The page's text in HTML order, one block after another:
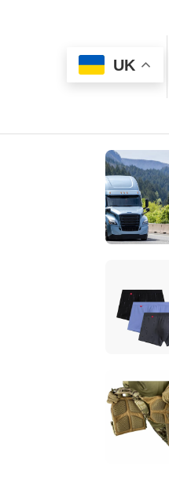
UK